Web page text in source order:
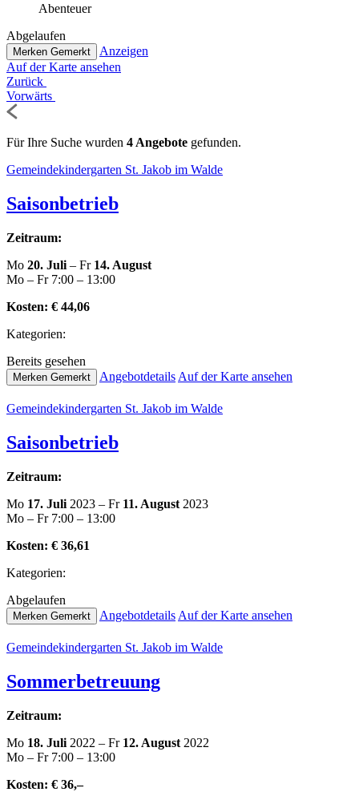
Abenteuer
Abge­lau­fen
Merken Gemerkt
Anzeigen
Auf der Karte ansehen
Zurück
Vorwärts
Für Ihre Suche wurden 4 Angebote gefunden.
Gemein­de­kin­der­gar­ten St. Jakob im Walde
Sai­son­be­trieb
Zeitraum:
Mo 20. Juli – Fr 14. August
Mo – Fr 7:00 – 13:00
Kosten: € 44,06
Kate­go­rien:
Bereits gesehen
Merken Gemerkt Ange­botde­tails Auf der Karte ansehen
Gemein­de­kin­der­gar­ten St. Jakob im Walde
Sai­son­be­trieb
Zeitraum:
Mo 17. Juli 2023 – Fr 11. August 2023
Mo – Fr 7:00 – 13:00
Kosten: € 36,61
Kate­go­rien:
Abge­lau­fen
Merken Gemerkt Ange­botde­tails Auf der Karte ansehen
Gemein­de­kin­der­gar­ten St. Jakob im Walde
Som­mer­be­treu­ung
Zeitraum:
Mo 18. Juli 2022 – Fr 12. August 2022
Mo – Fr 7:00 – 13:00
Kosten: € 36,–